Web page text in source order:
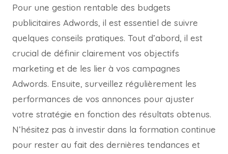
Pour une gestion rentable des budgets
publicitaires Adwords, il est essentiel de suivre
quelques conseils pratiques. Tout d’abord, il est
crucial de définir clairement vos objectifs
marketing et de les lier à vos campagnes
Adwords. Ensuite, surveillez régulièrement les
performances de vos annonces pour ajuster
votre stratégie en fonction des résultats obtenus.
N’hésitez pas à investir dans la formation continue
pour rester au fait des dernières tendances et